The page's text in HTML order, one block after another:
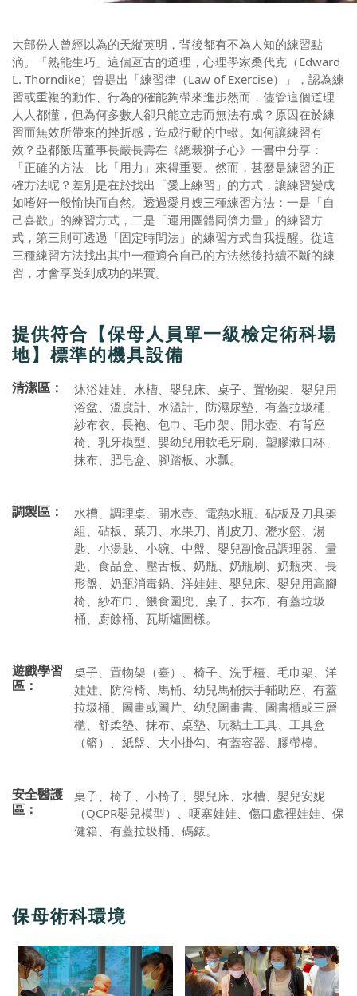
大部份人曾經以為的天縱英明，背後都有不為人知的練習點
滴。「熟能生巧」這個亙古的道理，心理學家桑代克（Edward
L. Thorndike）曾提出「練習律（Law of Exercise）」，認為練
習或重複的動作、行為的確能夠帶來進步然而，儘管這個道理
人人都懂，但為何多數人卻只能立志而無法有成？原因在於練
習而無效所帶來的挫折感，造成行動的中輟。如何讓練習有
效？亞都飯店董事長嚴長壽在《總裁獅子心》一書中分享：
「正確的方法」比「用力」來得重要。然而，甚麼是練習的正
確方法呢？差別是在於找出「愛上練習」的方式，讓練習變成
如嗜好一般愉快而自然。透過愛月嫂三種練習方法：一是「自
己喜歡」的練習方式，二是「運用團體同儕力量」的練習方
式，第三則可透過「固定時間法」的練習方式自我提醒。從這
三種練習方法找出其中一種適合自己的方法然後持續不斷的練
習，才會享受到成功的果實。
提供符合【保母人員單一級檢定術科場
地】標準的機具設備
清潔區：
沐浴娃娃、水槽、嬰兒床、桌子、置物架、嬰兒用
浴盆、溫度計、水溫計、防濕尿墊、有蓋拉圾桶、
紗布衣、長袍、包巾、毛巾架、開水壺、有背座
椅、乳牙模型、嬰幼兒用軟毛牙刷、塑膠漱口杯、
抹布、肥皂盒、腳踏板、水瓢。
調製區：
水槽、調理桌、開水壺、電熱水瓶、砧板及刀具架
組、砧板、菜刀、水果刀、削皮刀、瀝水籃、湯
匙、小湯匙、小碗、中盤、嬰兒副食品調理器、量
匙、食品盒、壓舌板、奶瓶、奶瓶刷、奶瓶夾、長
形盤、奶瓶消毒鍋、洋娃娃、嬰兒床、嬰兒用高腳
椅、紗布巾、餵食圍兜、桌子、抹布、有蓋垃圾
桶、廚餘桶、瓦斯爐圖樣。
遊戲學習
區：
桌子、置物架（臺）、椅子、洗手檯、毛巾架、洋
娃娃、防滑椅、馬桶、幼兒馬桶扶手輔助座、有蓋
拉圾桶、圖畫或圖片、幼兒圖畫書、圖書櫃或三層
櫃、舒柔墊、抹布、桌墊、玩黏土工具、工具盒
（籃）、紙盤、大小掛勾、有蓋容器、膠帶檯。
安全醫護
區：
桌子、椅子、小椅子、嬰兒床、水槽、嬰兒安妮
（QCPR嬰兒模型）、哽塞娃娃、傷口處裡娃娃、保
健箱、有蓋拉圾桶、碼錶。
保母術科環境